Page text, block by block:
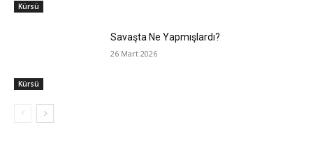
Kürsü
Kürsü
Savaşta Ne Yapmışlardı?
26 Mart 2026